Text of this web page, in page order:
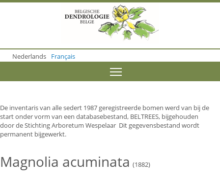
o
m
o
n
t
e
n
Nederlands Français
De inventaris van alle sedert 1987 geregistreerde bomen werd van bij de
start onder vorm van een databasebestand, BELTREES, bijgehouden
door de Stichting Arboretum Wespelaar Dit gegevensbestand wordt
permanent bijgewerkt.
Magnolia acuminata (1882)